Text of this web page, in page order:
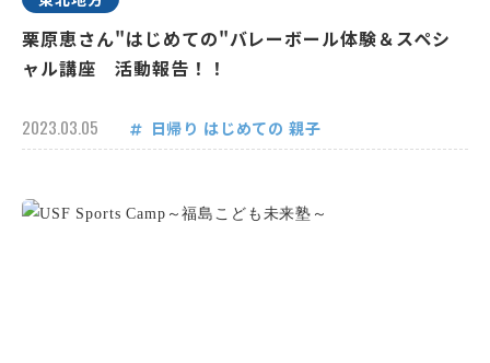
栗原恵さん"はじめての"バレーボール体験＆スペシ
ャル講座 活動報告！！
2023.03.05 日帰り はじめての 親子